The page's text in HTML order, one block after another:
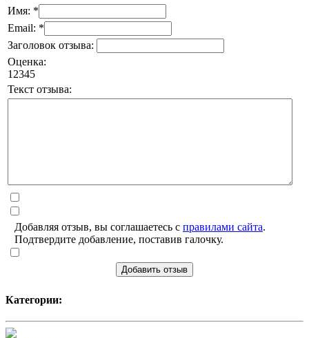
Имя: *
Email: *
Заголовок отзыва:
Оценка:
1 2345
Текст отзыва:
Добавляя отзыв, вы соглашаетесь с правилами сайта.
Подтвердите добавление, поставив галочку.
Добавить отзыв
Категории: